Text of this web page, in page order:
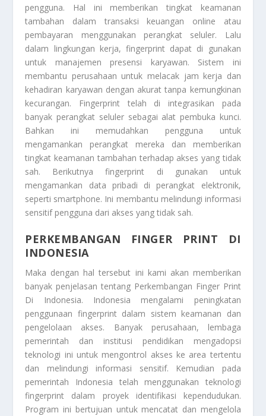
pengguna. Hal ini memberikan tingkat keamanan
tambahan dalam transaksi keuangan online atau
pembayaran menggunakan perangkat seluler. Lalu
dalam lingkungan kerja, fingerprint dapat di gunakan
untuk manajemen presensi karyawan. Sistem ini
membantu perusahaan untuk melacak jam kerja dan
kehadiran karyawan dengan akurat tanpa kemungkinan
kecurangan. Fingerprint telah di integrasikan pada
banyak perangkat seluler sebagai alat pembuka kunci.
Bahkan ini memudahkan pengguna untuk
mengamankan perangkat mereka dan memberikan
tingkat keamanan tambahan terhadap akses yang tidak
sah. Berikutnya fingerprint di gunakan untuk
mengamankan data pribadi di perangkat elektronik,
seperti smartphone. Ini membantu melindungi informasi
sensitif pengguna dari akses yang tidak sah.
PERKEMBANGAN FINGER PRINT DI
INDONESIA
Maka dengan hal tersebut ini kami akan memberikan
banyak penjelasan tentang Perkembangan Finger Print
Di Indonesia. Indonesia mengalami peningkatan
penggunaan fingerprint dalam sistem keamanan dan
pengelolaan akses. Banyak perusahaan, lembaga
pemerintah dan institusi pendidikan mengadopsi
teknologi ini untuk mengontrol akses ke area tertentu
dan melindungi informasi sensitif. Kemudian pada
pemerintah Indonesia telah menggunakan teknologi
fingerprint dalam proyek identifikasi kependudukan.
Program ini bertujuan untuk mencatat dan mengelola